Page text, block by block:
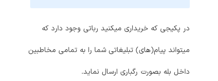
در پکیجی که خریداری میکنید رباتی وجود دارد که
میتواند پیام(های) تبلیغاتی شما را به تمامی مخاطبین
داخل بله بصورت رگباری ارسال نماید.